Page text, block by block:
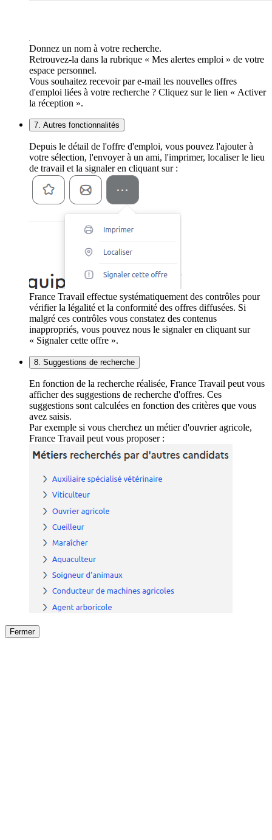
Donnez un nom à votre recherche.
Retrouvez-la dans la rubrique « Mes alertes emploi » de votre
espace personnel.
Vous souhaitez recevoir par e-mail les nouvelles offres
d'emploi liées à votre recherche ? Cliquez sur le lien « Activer
la réception ».
7. Autres fonctionnalités
Depuis le détail de l'offre d'emploi, vous pouvez l'ajouter à
votre sélection, l'envoyer à un ami, l'imprimer, localiser le lieu
de travail et la signaler en cliquant sur :
France Travail effectue systématiquement des contrôles pour
vérifier la légalité et la conformité des offres diffusées. Si
malgré ces contrôles vous constatez des contenus
inappropriés, vous pouvez nous le signaler en cliquant sur
« Signaler cette offre ».
8. Suggestions de recherche
En fonction de la recherche réalisée, France Travail peut vous
afficher des suggestions de recherche d'offres. Ces
suggestions sont calculées en fonction des critères que vous
avez saisis.
Par exemple si vous cherchez un métier d'ouvrier agricole,
France Travail peut vous proposer :
Fermer